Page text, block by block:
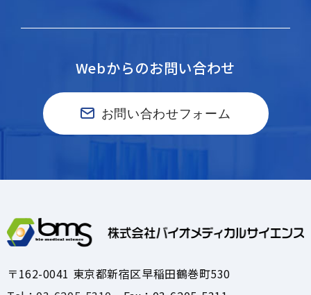
Webからのお問い合わせ
お問い合わせフォーム
〒162-0041 東京都新宿区早稲田鶴巻町530